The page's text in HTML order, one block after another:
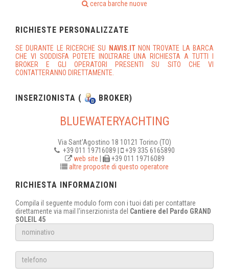
cerca barche nuove
RICHIESTE PERSONALIZZATE
SE DURANTE LE RICERCHE SU NAVIS.IT NON TROVATE LA BARCA
CHE VI SODDISFA POTETE INOLTRARE UNA RICHIESTA A TUTTI I
BROKER E GLI OPERATORI PRESENTI SU SITO CHE VI
CONTATTERANNO DIRETTAMENTE.
INSERZIONISTA ( BROKER)
BLUEWATERYACHTING
Via Sant'Agostino 18 10121 Torino (TO)
+39 011 19716089 |
+39 335 6165890
web site
+39 011 19716089
altre proposte di questo operatore
RICHIESTA INFORMAZIONI
Compila il seguente modulo form con i tuoi dati per contattare
direttamente via mail l'inserzionista del Cantiere del Pardo GRAND
SOLEIL 45